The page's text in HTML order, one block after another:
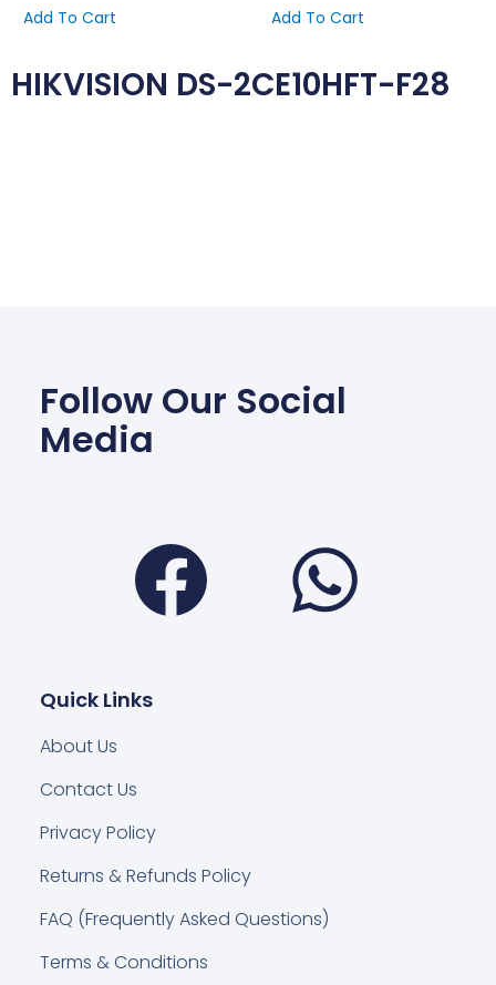
Add To Cart
Add To Cart
HIKVISION DS-2CE10HFT-F28
Follow Our Social
Media
Facebook
Quick Links
About Us
Contact Us
Privacy Policy
Returns & Refunds Policy
FAQ (Frequently Asked Questions)
Terms & Conditions